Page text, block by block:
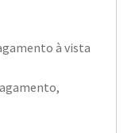
à vista